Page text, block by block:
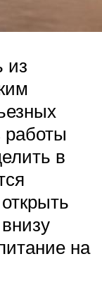
из
работы
в
на